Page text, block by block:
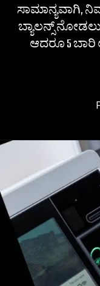
ಸಾಮಾನ್ಯವಾಗಿ,
ಬ್ಯಾಲನ್ಸ್
ಆದರೂ 5